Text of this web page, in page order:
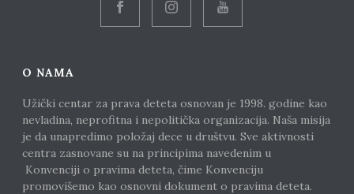
O NAMA
Užički centar za prava deteta osnovan je 1998. godine kao
nevladina, neprofitna i nepolitička organizacija. Naša misija
je da unapredimo položaj dece u društvu. Sve aktivnosti
centra zasnovane su na principima navedenim u
Konvenciji o pravima deteta, čime Konvenciju
promovišemo kao osnovni dokument o pravima deteta.